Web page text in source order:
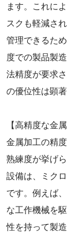
ます。これに
スクも軽減さ
管理できるた
度での製品製
法精度が要求
の優位性は顕
【高精度な金
金属加工の精
熟練度が挙げ
設備は、ミク
です。例えば
な工作機械を
性を持って製